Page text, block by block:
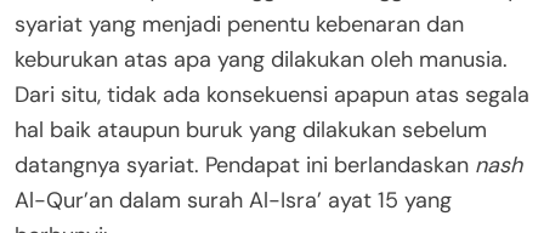
syariat yang menjadi penentu kebenaran dan
keburukan atas apa yang dilakukan oleh manusia.
Dari situ, tidak ada konsekuensi apapun atas segala
hal baik ataupun buruk yang dilakukan sebelum
datangnya syariat. Pendapat ini berlandaskan nash
Al-Qur’an dalam surah Al-Isra’ ayat 15 yang